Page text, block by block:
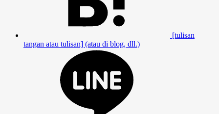
[tulisan
tangan atau tulisan] (atau di blog, dll.)